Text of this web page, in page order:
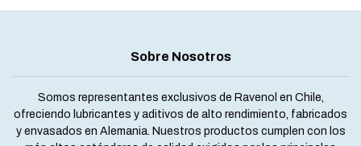
Sobre Nosotros
Somos representantes exclusivos de Ravenol en Chile,
ofreciendo lubricantes y aditivos de alto rendimiento, fabricados
y envasados en Alemania. Nuestros productos cumplen con los